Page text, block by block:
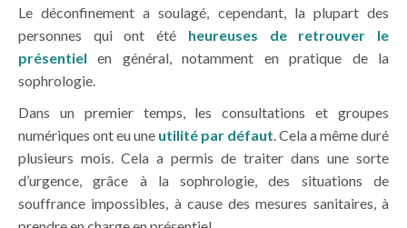
Le déconfinement a soulagé, cependant, la plupart des
personnes qui ont été heureuses de retrouver le
présentiel en général, notamment en pratique de la
sophrologie.
Dans un premier temps, les consultations et groupes
numériques ont eu une utilité par défaut. Cela a même duré
plusieurs mois. Cela a permis de traiter dans une sorte
d’urgence, grâce à la sophrologie, des situations de
souffrance impossibles, à cause des mesures sanitaires, à